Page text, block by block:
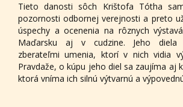
Tieto danosti sôch Krištofa Tótha
pozornosti odbornej verejnosti a preto
úspechy a ocenenia na rôznych
Maďarsku aj v cudzine. Jeho diela
zberateľmi umenia, ktorí v nich vidia
Pravdaže, o kúpu jeho diel sa zaujíma aj
ktorá vníma ich silnú výtvarnú a